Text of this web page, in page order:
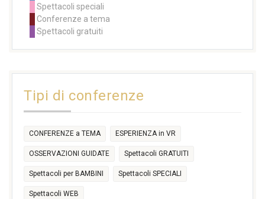
24 25
11:00 11:00 11:00
14:30
14:30 14:30
17:30
Spettacoli speciali
Conferenze a tema
Spettacoli gratuiti
Tipi di conferenze
CONFERENZE a TEMA ESPERIENZA in VR
OSSERVAZIONI GUIDATE Spettacoli GRATUITI
Spettacoli per BAMBINI Spettacoli SPECIALI
Spettacoli WEB